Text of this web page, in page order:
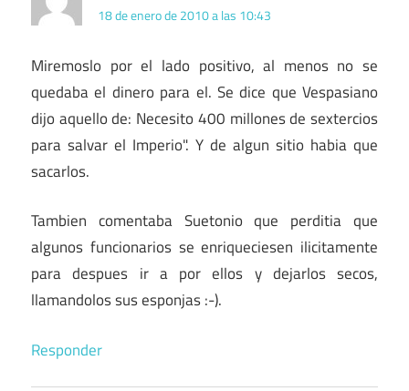
18 de enero de 2010 a las 10:43
Miremoslo por el lado positivo, al menos no se
quedaba el dinero para el. Se dice que Vespasiano
dijo aquello de: Necesito 400 millones de sextercios
para salvar el Imperio". Y de algun sitio habia que
sacarlos.
Tambien comentaba Suetonio que perditia que
algunos funcionarios se enriqueciesen ilicitamente
para despues ir a por ellos y dejarlos secos,
llamandolos sus esponjas :-).
Responder